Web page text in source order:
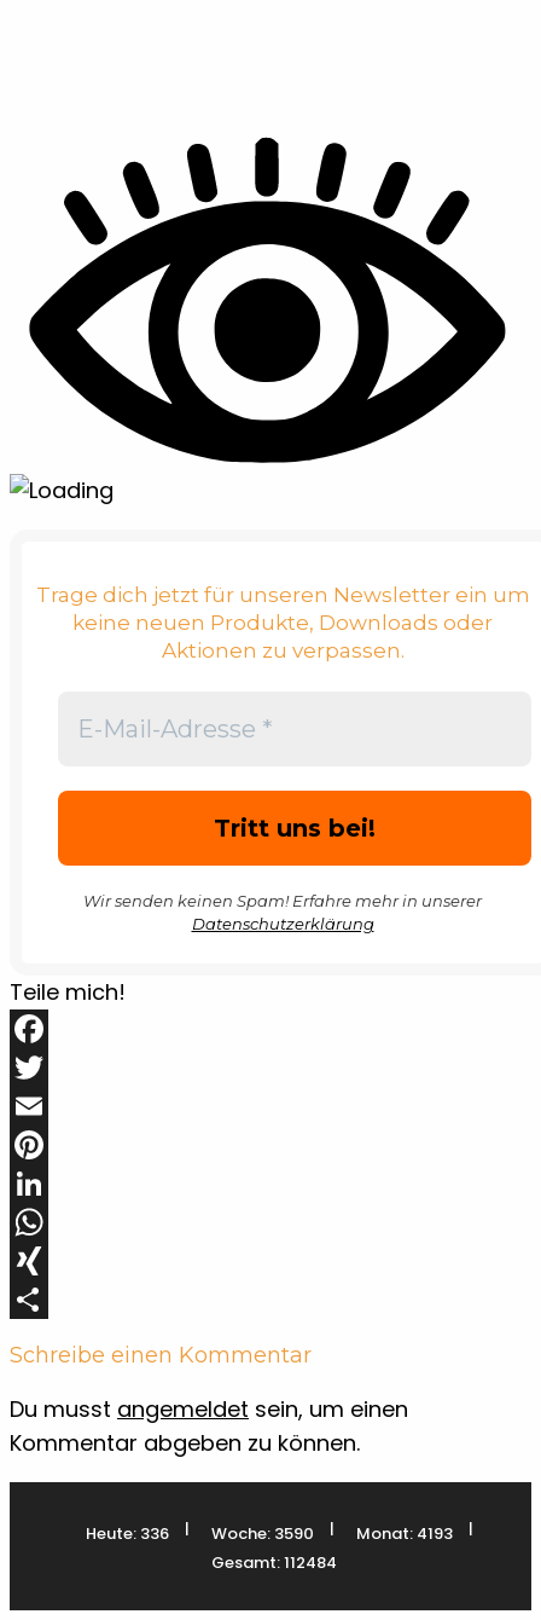
Trage dich jetzt für unseren Newsletter ein um
keine neuen Produkte, Downloads oder
Aktionen zu verpassen.
Wir senden keinen Spam! Erfahre mehr in unserer
Datenschutzerklärung
Teile mich!
Facebook
Twitter
Email
Pinterest
LinkedIn
WhatsApp
XING
Teilen
Schreibe einen Kommentar
Du musst angemeldet sein, um einen
Kommentar abgeben zu können.
Heute: 336 | Woche: 3590 | Monat: 4193
|
Gesamt: 112484